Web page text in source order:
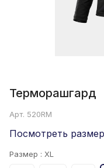
Терморашгард
Арт. 520RM
Посмотреть
Размер : XL